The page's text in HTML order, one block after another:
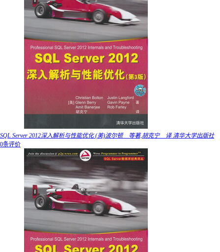
SQL Server 2012深入解析与性能优化 (美)波尔顿 等著,胡克宁 译 清华大学出版社
0条评价